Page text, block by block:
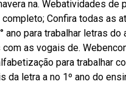
na. Webatividades de
completo; Confira todas as
ano para trabalhar letras do
as vogais de.
para trabalhar
da letra a no 1º ano do